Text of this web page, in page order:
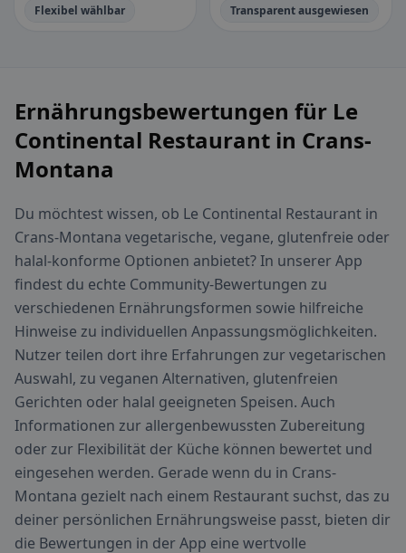
Flexibel wählbar Transparent ausgewiesen
Ernährungsbewertungen für Le
Continental Restaurant in Crans-
Montana
Du möchtest wissen, ob Le Continental Restaurant in
Crans-Montana vegetarische, vegane, glutenfreie oder
halal-konforme Optionen anbietet? In unserer App
findest du echte Community-Bewertungen zu
verschiedenen Ernährungsformen sowie hilfreiche
Hinweise zu individuellen Anpassungsmöglichkeiten.
Nutzer teilen dort ihre Erfahrungen zur vegetarischen
Auswahl, zu veganen Alternativen, glutenfreien
Gerichten oder halal geeigneten Speisen. Auch
Informationen zur allergenbewussten Zubereitung
oder zur Flexibilität der Küche können bewertet und
eingesehen werden. Gerade wenn du in Crans-
Montana gezielt nach einem Restaurant suchst, das zu
deiner persönlichen Ernährungsweise passt, bieten dir
die Bewertungen in der App eine wertvolle